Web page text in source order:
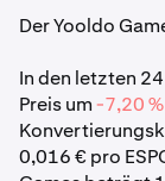
Der Yooldo
In den letzten
Preis um-7,20 %
0,016 € pro